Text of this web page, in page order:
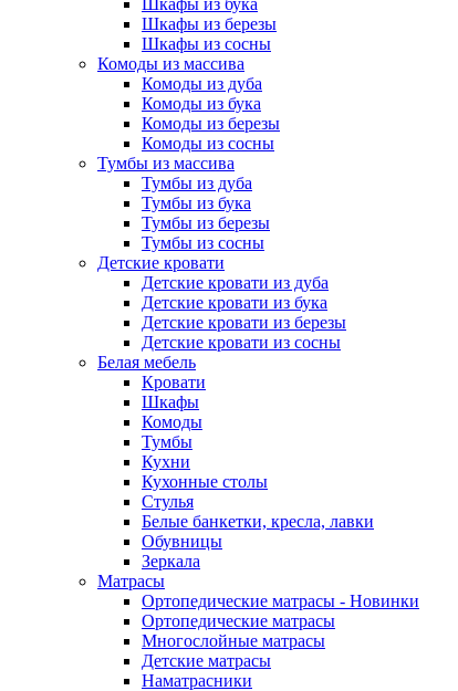
Шкафы из бука
Шкафы из березы
Шкафы из сосны
Комоды из массива
Комоды из дуба
Комоды из бука
Комоды из березы
Комоды из сосны
Тумбы из массива
Тумбы из дуба
Тумбы из бука
Тумбы из березы
Тумбы из сосны
Детские кровати
Детские кровати из дуба
Детские кровати из бука
Детские кровати из березы
Детские кровати из сосны
Белая мебель
Кровати
Шкафы
Комоды
Тумбы
Кухни
Кухонные столы
Стулья
Белые банкетки, кресла, лавки
Обувницы
Зеркала
Матрасы
Ортопедические матрасы - Новинки
Ортопедические матрасы
Многослойные матрасы
Детские матрасы
Наматрасники